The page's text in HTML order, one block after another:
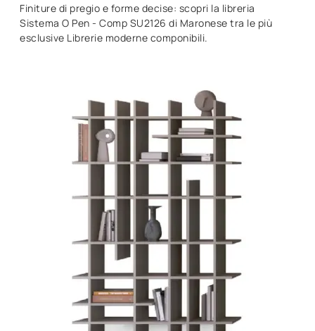
Finiture di pregio e forme decise: scopri la libreria
Sistema O Pen - Comp SU2126 di Maronese tra le più
esclusive Librerie moderne componibili.